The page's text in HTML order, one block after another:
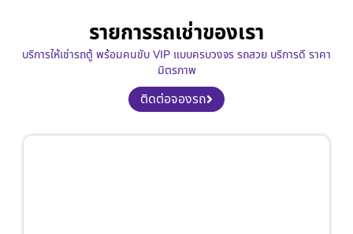
รายการรถเช่าของเรา
บริการให้เช่ารถตู้ พร้อมคนขับ VIP แบบครบวงจร รถสวย บริการดี ราคา
มิตรภาพ
ติดต่อจองรถ